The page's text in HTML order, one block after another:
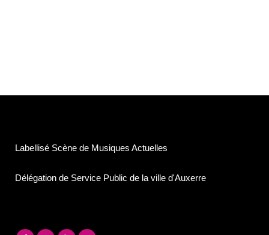
Labellisé Scène de Musiques Actuelles
Délégation de Service Public de la ville d'Auxerre